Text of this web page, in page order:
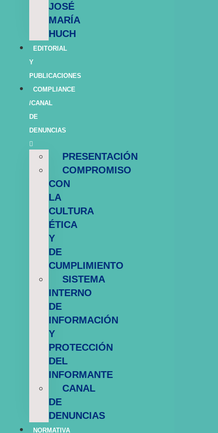
JOSÉ
MARÍA
HUCH
EDITORIAL
Y
PUBLICACIONES
COMPLIANCE
/CANAL
DE
DENUNCIAS
PRESENTACIÓN
COMPROMISO
CON
LA
CULTURA
ÉTICA
Y
DE
CUMPLIMIENTO
SISTEMA
INTERNO
DE
INFORMACIÓN
Y
PROTECCIÓN
DEL
INFORMANTE
CANAL
DE
DENUNCIAS
NORMATIVA